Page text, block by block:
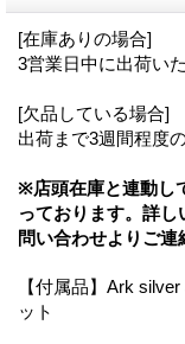
[在庫ありの場合]
3営業日中に出荷い
[欠品している場合]
出荷まで3週間程度
※店頭在庫と連動し
っております。詳
問い合わせよりご連
【付属品】Ark
ット